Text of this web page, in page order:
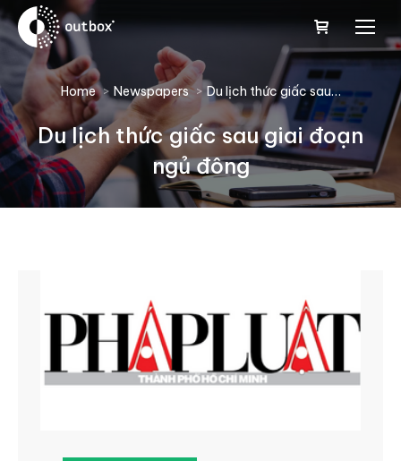
You are here:
Home Newspapers Du lịch thức giấc sau…
Du lịch thức giấc sau giai đoạn
ngủ đông